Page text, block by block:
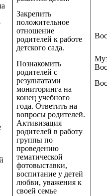
Закрепить
положительное
отношение
родителей к работе
детского сада.
Познакомить
родителей с
результатами
мониторинга на
конец учебного
года. Ответить на
вопросы родителей.
Активизация
родителей в работу
группы по
проведению
тематической
фотовыставки,
воспитание у детей
любви, уважения к
своей семье